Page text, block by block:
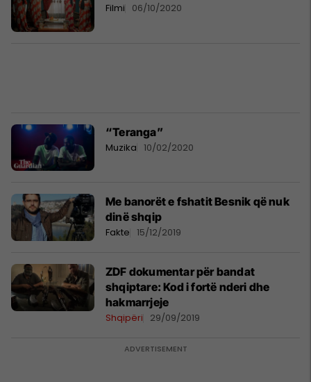
Filmi 06/10/2020
“Teranga”
Muzika 10/02/2020
Me banorët e fshatit Besnik që nuk
dinë shqip
Fakte 15/12/2019
ZDF dokumentar për bandat
shqiptare: Kod i fortë nderi dhe
hakmarrjeje
Shqipëri 29/09/2019